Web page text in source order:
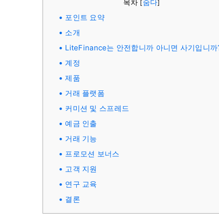
목차 [숨다]
포인트 요약
소개
LiteFinance는 안전합니까 아니면 사기입니까
계정
제품
거래 플랫폼
커미션 및 스프레드
예금 인출
거래 기능
프로모션 보너스
고객 지원
연구 교육
결론